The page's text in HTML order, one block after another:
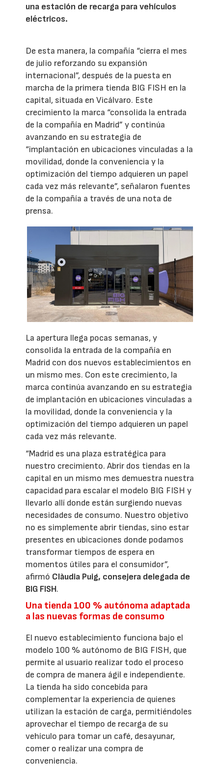
una estación de recarga para vehículos
eléctricos.
De esta manera, la compañía “cierra el mes
de julio reforzando su expansión
internacional”, después de la puesta en
marcha de la primera tienda BIG FISH en la
capital, situada en Vicálvaro. Este
crecimiento la marca “consolida la entrada
de la compañía en Madrid” y continúa
avanzando en su estrategia de
“implantación en ubicaciones vinculadas a la
movilidad, donde la conveniencia y la
optimización del tiempo adquieren un papel
cada vez más relevante”, señalaron fuentes
de la compañía a través de una nota de
prensa.
La apertura llega pocas semanas, y
consolida la entrada de la compañía en
Madrid con dos nuevos establecimientos en
un mismo mes. Con este crecimiento, la
marca continúa avanzando en su estrategia
de implantación en ubicaciones vinculadas a
la movilidad, donde la conveniencia y la
optimización del tiempo adquieren un papel
cada vez más relevante.
“Madrid es una plaza estratégica para
nuestro crecimiento. Abrir dos tiendas en la
capital en un mismo mes demuestra nuestra
capacidad para escalar el modelo BIG FISH y
llevarlo allí donde están surgiendo nuevas
necesidades de consumo. Nuestro objetivo
no es simplemente abrir tiendas, sino estar
presentes en ubicaciones donde podamos
transformar tiempos de espera en
momentos útiles para el consumidor”,
afirmó Clàudia Puig, consejera delegada de
BIG FISH.
Una tienda 100 % autónoma adaptada
a las nuevas formas de consumo
El nuevo establecimiento funciona bajo el
modelo 100 % autónomo de BIG FISH, que
permite al usuario realizar todo el proceso
de compra de manera ágil e independiente.
La tienda ha sido concebida para
complementar la experiencia de quienes
utilizan la estación de carga, permitiéndoles
aprovechar el tiempo de recarga de su
vehículo para tomar un café, desayunar,
comer o realizar una compra de
conveniencia.